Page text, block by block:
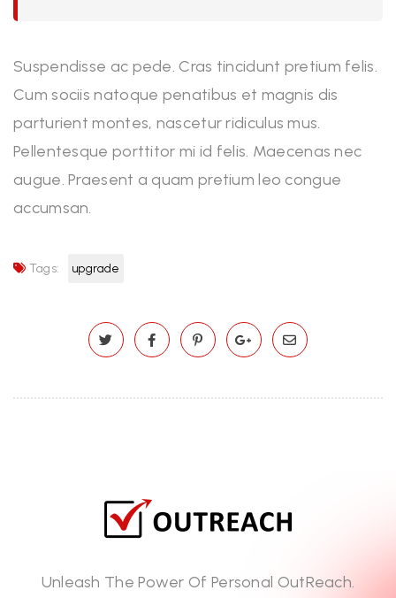
Suspendisse ac pede. Cras tincidunt pretium felis.
Cum sociis natoque penatibus et magnis dis
parturient montes, nascetur ridiculus mus.
Pellentesque porttitor mi id felis. Maecenas nec
augue. Praesent a quam pretium leo congue
accumsan.
Tags: upgrade
Unleash The Power Of Personal OutReach.